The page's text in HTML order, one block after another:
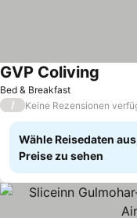
Bed & Breakfast
GVP Coliving
/ Keine Rezensionen
Wähle Reisedaten
Preise zu sehen